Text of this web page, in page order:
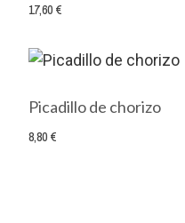
17,60 €
Picadillo de chorizo
8,80 €